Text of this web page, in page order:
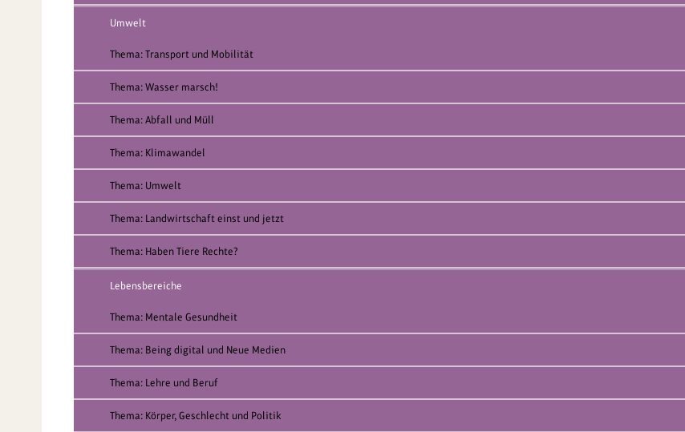
Umwelt
Thema: Transport und Mobilität
Thema: Wasser marsch!
Thema: Abfall und Müll
Thema: Klimawandel
Thema: Umwelt
Thema: Landwirtschaft einst und jetzt
Thema: Haben Tiere Rechte?
Lebensbereiche
Thema: Mentale Gesundheit
Thema: Being digital und Neue Medien
Thema: Lehre und Beruf
Thema: Körper, Geschlecht und Politik